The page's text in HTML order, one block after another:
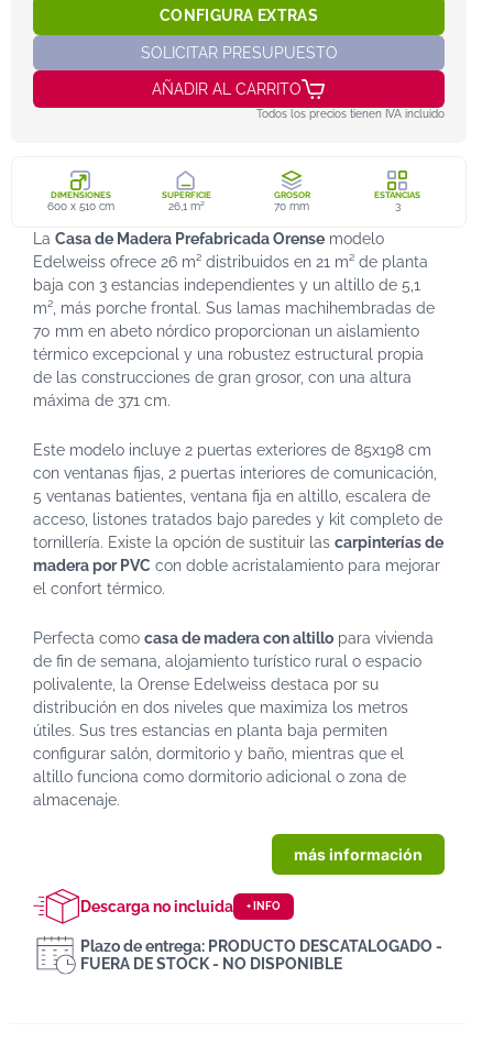
CONFIGURA EXTRAS
SOLICITAR PRESUPUESTO
AÑADIR AL CARRITO
Todos los precios tienen IVA incluido
DIMENSIONES
600 x 510 cm
SUPERFICIE
26,1 m²
GROSOR
70 mm
ESTANCIAS
3
La Casa de Madera Prefabricada Orense modelo
Edelweiss ofrece 26 m² distribuidos en 21 m² de planta
baja con 3 estancias independientes y un altillo de 5,1
m², más porche frontal. Sus lamas machihembradas de
70 mm en abeto nórdico proporcionan un aislamiento
térmico excepcional y una robustez estructural propia
de las construcciones de gran grosor, con una altura
máxima de 371 cm.
Este modelo incluye 2 puertas exteriores de 85x198 cm
con ventanas fijas, 2 puertas interiores de comunicación,
5 ventanas batientes, ventana fija en altillo, escalera de
acceso, listones tratados bajo paredes y kit completo de
tornillería. Existe la opción de sustituir las carpinterías de
madera por PVC con doble acristalamiento para mejorar
el confort térmico.
Perfecta como casa de madera con altillo para vivienda
de fin de semana, alojamiento turístico rural o espacio
polivalente, la Orense Edelweiss destaca por su
distribución en dos niveles que maximiza los metros
útiles. Sus tres estancias en planta baja permiten
configurar salón, dormitorio y baño, mientras que el
altillo funciona como dormitorio adicional o zona de
almacenaje.
más información
Descarga no incluida + INFO
Plazo de entrega: PRODUCTO DESCATALOGADO -
FUERA DE STOCK - NO DISPONIBLE